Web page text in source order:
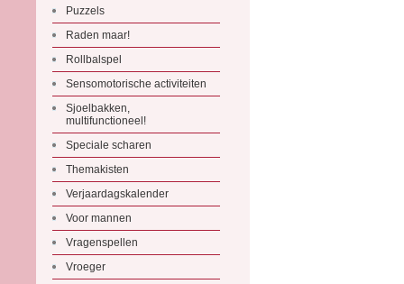
Puzzels
Raden maar!
Rollbalspel
Sensomotorische activiteiten
Sjoelbakken,
multifunctioneel!
Speciale scharen
Themakisten
Verjaardagskalender
Voor mannen
Vragenspellen
Vroeger